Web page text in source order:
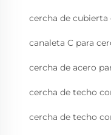
cercha de cubierta
canaleta C para
cercha de acero
cercha de techo
cercha de techo